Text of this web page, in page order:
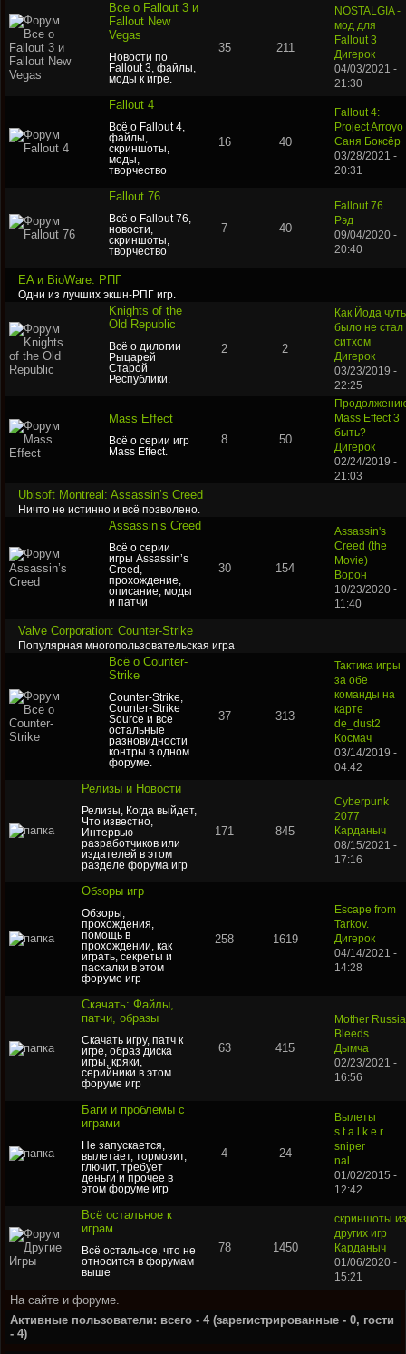
Все о Fallout 3 и
Fallout New
Vegas
Новости по
Fallout 3, файлы,
моды к игре.
35 211
NOSTALGIA -
мод для
Fallout 3
Дигерок
04/03/2021 -
21:30
Fallout 4
Всё о Fallout 4,
файлы,
скриншоты,
моды,
творчество
16 40
Fallout 4:
Project Arroyo
Саня Боксёр
03/28/2021 -
20:31
Fallout 76
Всё о Fallout 76,
новости,
скриншоты,
творчество
7 40
Fallout 76
Pэд
09/04/2020 -
20:40
EA и BioWare: РПГ
Одни из лучших экшн-РПГ игр.
Knights of the
Old Republic
Всё о дилогии
Рыцарей
Старой
Республики.
2 2
Как Йода чуть
было не стал
ситхом
Дигерок
03/23/2019 -
22:25
Mass Effect
Всё о серии игр
Mass Effect.
8 50
Mass Effect 3
быть?
Дигерок
02/24/2019 -
21:03
Ubisoft Montreal: Assassin’s Creed
Ничто не истинно и всё позволено.
Assassin’s Creed
Всё о серии
игры Assassin’s
Creed,
прохождение,
описание, моды
и патчи
30 154
Assassin's
Creed (the
Movie)
Ворон
10/23/2020 -
11:40
Valve Corporation: Counter-Strike
Популярная многопользовательская игра
Всё о Counter-
Strike
Counter-Strike,
Counter-Strike
Source и все
остальные
разновидности
контры в одном
форуме.
37 313
Тактика игры
за обе
команды на
карте
de_dust2
Космач
03/14/2019 -
04:42
Релизы и Новости
Релизы, Когда выйдет,
Что известно,
Интервью
разработчиков или
издателей в этом
разделе форума игр
171 845
Cyberpunk
2077
Карданыч
08/15/2021 -
17:16
Обзоры игр
Обзоры,
прохождения,
помощь в
прохождении, как
играть, секреты и
пасхалки в этом
форуме игр
258 1619
Escape from
Tarkov.
Дигерок
04/14/2021 -
14:28
Скачать: Файлы,
патчи, образы
Скачать игру, патч к
игре, образ диска
игры, кряки,
серийники в этом
форуме игр
63 415
Mother Russia
Bleeds
Дымча
02/23/2021 -
16:56
Баги и проблемы с
играми
Не запускается,
вылетает, тормозит,
глючит, требует
деньги и прочее в
этом форуме игр
4 24
Вылеты
s.t.a.l.k.e.r
sniper
nal
01/02/2015 -
12:42
Всё остальное к
играм
Всё остальное, что не
относится в форумам
выше
78 1450
скриншоты из
других игр
Карданыч
01/06/2020 -
15:21
На сайте и форуме.
Активные пользователи: всего - 4 (зарегистрированные - 0, гости
- 4)